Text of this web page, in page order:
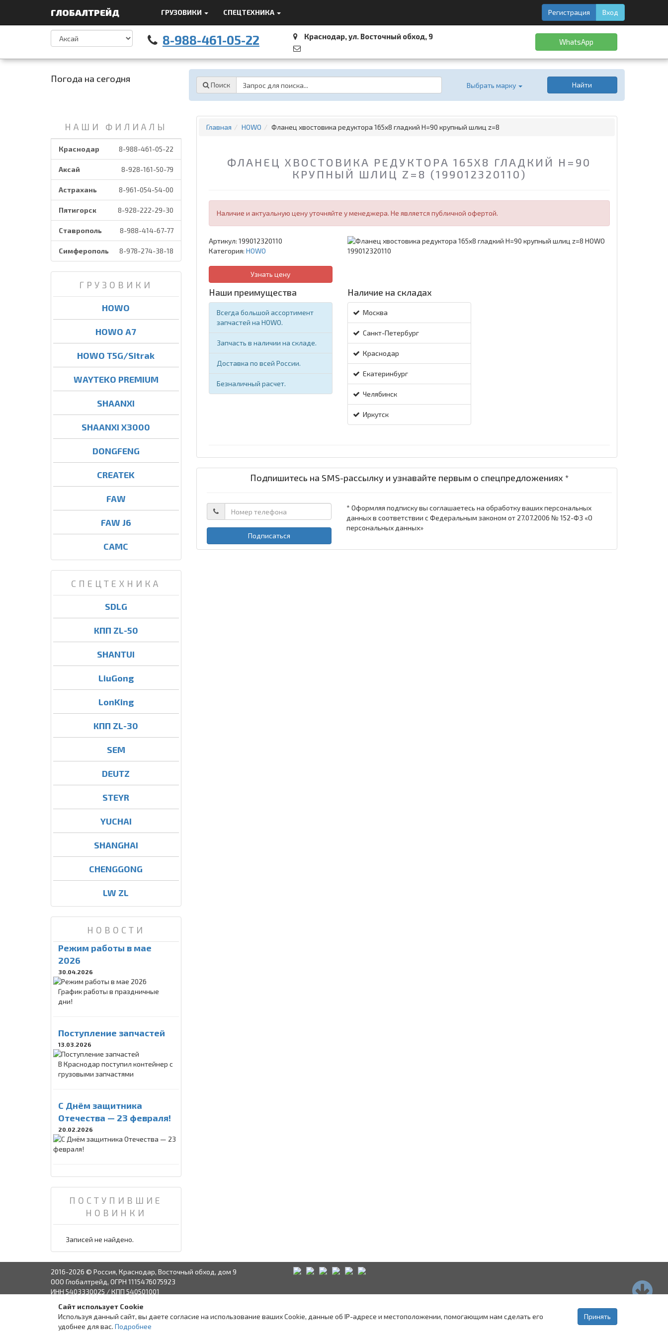
ГЛОБАЛТРЕЙД ГРУЗОВИКИ СПЕЦТЕХНИКА Регистрация Вход
8-988-461-05-22 Краснодар, ул. Восточный обход, 9
WhatsApp
Погода на сегодня
Поиск Выбрать марку Найти
НАШИ ФИЛИАЛЫ
Краснодар 8-988-461-05-22
Аксай 8-928-161-50-79
Астрахань 8-961-054-54-00
Пятигорск 8-928-222-29-30
Ставрополь 8-988-414-67-77
Симферополь 8-978-274-38-18
ГРУЗОВИКИ
HOWO
HOWO A7
HOWO T5G/Sitrak
WAYTEKO PREMIUM
SHAANXI
SHAANXI X3000
DONGFENG
CREATEK
FAW
FAW J6
CAMC
СПЕЦТЕХНИКА
SDLG
КПП ZL-50
SHANTUI
LiuGong
LonKing
КПП ZL-30
SEM
DEUTZ
STEYR
YUCHAI
SHANGHAI
CHENGGONG
LW ZL
НОВОСТИ
Режим работы в мае
2026
30.04.2026
График работы в праздничные
дни!
Поступление запчастей
13.03.2026
В Краснодар поступил контейнер с
грузовыми запчастями
C Днём защитника
Отечества — 23 февраля!
20.02.2026
ПОСТУПИВШИЕ
НОВИНКИ
Записей не найдено.
Главная HOWO Фланец хвостовика редуктора 165x8 гладкий H=90 крупный шлиц z=8
ФЛАНЕЦ ХВОСТОВИКА РЕДУКТОРА 165X8 ГЛАДКИЙ H=90
КРУПНЫЙ ШЛИЦ Z=8 (199012320110)
Наличие и актуальную цену уточняйте у менеджера. Не является публичной офертой.
Артикул: 199012320110
Категория: HOWO
Узнать цену
Наши преимущества
Всегда большой ассортимент
запчастей на HOWO.
Запчасть в наличии на складе.
Доставка по всей России.
Безналичный расчет.
Наличие на складах
Москва
Санкт-Петербург
Краснодар
Екатеринбург
Челябинск
Иркутск
Подпишитесь на SMS-рассылку и узнавайте первым о спецпредложениях *
Подписаться
* Оформляя подписку вы соглашаетесь на обработку ваших персональных
данных в соответствии с Федеральным законом от 27.07.2006 № 152-ФЗ «О
персональных данных»
2016-2026 © Россия, Краснодар, Восточный обход, дом 9
ООО Глобалтрейд, ОГРН 1115476075923
ИНН 5403330025 / КПП 540501001
Связаться с руководством Ставрополь
Сайт использует Cookie
Используя данный сайт, вы даете согласие на использование ваших Cookie, данные об IP-адресе и местоположении, помогающим нам сделать его
удобнее для вас. Подробнее
Принять